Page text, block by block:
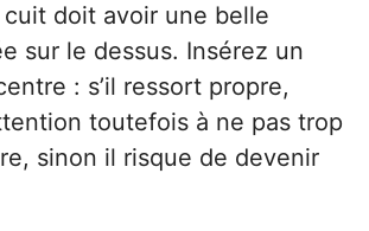
doit avoir une belle
sur le dessus. Insérez un
: s’il ressort propre,
toutefois à ne pas trop
sinon il risque de devenir